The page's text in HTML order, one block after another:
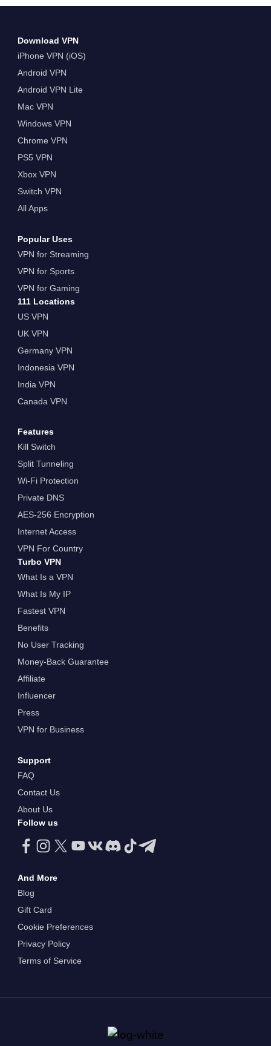
Download VPN
iPhone VPN (iOS)
Android VPN
Android VPN Lite
Mac VPN
Windows VPN
Chrome VPN
PS5 VPN
Xbox VPN
Switch VPN
All Apps
Popular Uses
VPN for Streaming
VPN for Sports
VPN for Gaming
111 Locations
US VPN
UK VPN
Germany VPN
Indonesia VPN
India VPN
Canada VPN
Features
Kill Switch
Split Tunneling
Wi-Fi Protection
Private DNS
AES-256 Encryption
Internet Access
VPN For Country
Turbo VPN
What Is a VPN
What Is My IP
Fastest VPN
Benefits
No User Tracking
Money-Back Guarantee
Affiliate
Influencer
Press
VPN for Business
Support
FAQ
Contact Us
About Us
Follow us
And More
Blog
Gift Card
Cookie Preferences
Privacy Policy
Terms of Service